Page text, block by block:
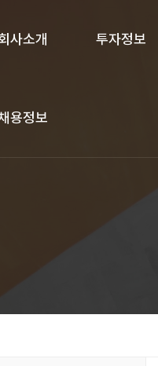
사소개 투자정보
용정보